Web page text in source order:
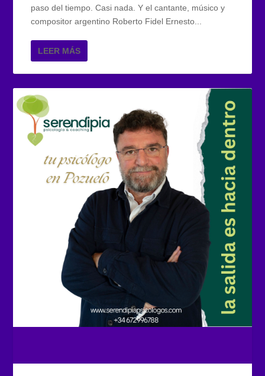
paso del tiempo. Casi nada. Y el cantante, músico y
compositor argentino Roberto Fidel Ernesto...
LEER MÁS